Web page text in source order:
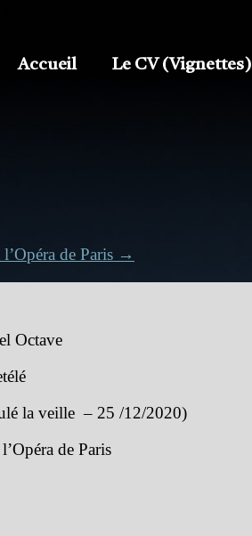
Accueil Le CV (Vignettes)
l’Opéra de Paris →
Octave
la veille – 25 /12/2020)
de Paris